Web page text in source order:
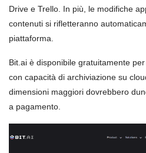
Drive e Trello. In più, le modifiche
contenuti si rifletteranno
piattaforma.
Bit.ai è disponibile gratuitamente
con capacità di archiviazione su
dimensioni maggiori dovrebbero
a pagamento.